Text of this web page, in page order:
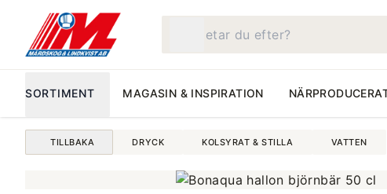
SORTIMENT MAGASIN & INSPIRATION
TILLBAKA DRYCK KOLSYRAT & STILLA VATTEN